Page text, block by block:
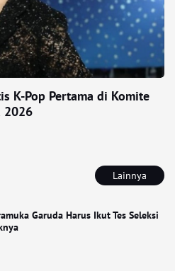
Lainnya
Garuda Harus Ikut Tes Seleksi
K-Pop Pertama di Komite
2026